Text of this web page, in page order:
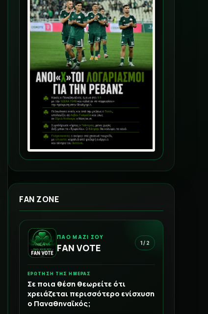
FAN ZONE
ΠΑΟ ΜΑΖΙ ΣΟΥ
FAN VOTE 1 / 2
ΕΡΩΤΗΣΗ ΤΗΣ ΗΜΕΡΑΣ
Σε ποια θέση θεωρείτε ότι
χρειάζεται περισσότερο ενίσχυση
ο Παναθηναϊκός;